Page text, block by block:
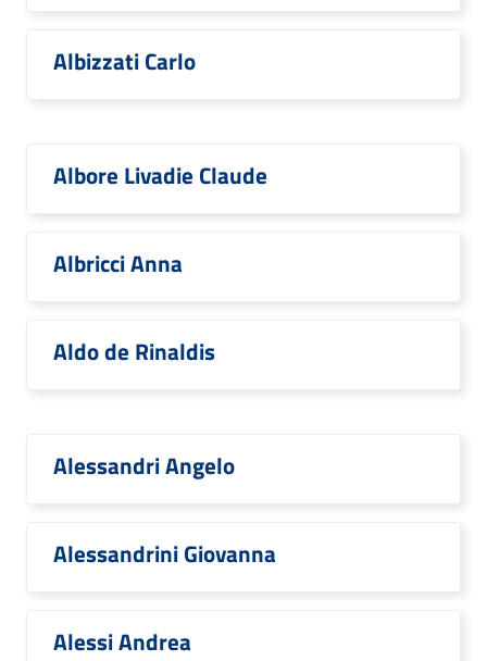
Albizzati Carlo
Albore Livadie Claude
Albricci Anna
Aldo de Rinaldis
Alessandri Angelo
Alessandrini Giovanna
Alessi Andrea